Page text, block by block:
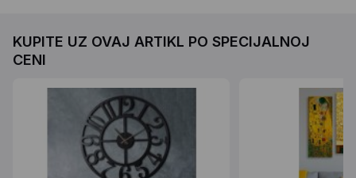
KUPITE UZ OVAJ ARTIKL PO SPECIJALNOJ
CENI